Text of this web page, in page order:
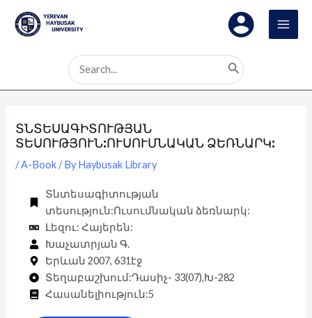
content
Search
for:
ՏՆՏԵՍԱԳԻՏՈՒԹՅԱՆ
ՏԵՍՈՒԹՅՈՒՆ:ՈՒՍՈՒՄՆԱԿԱՆ ՁԵՌՆԱՐԿ:
/A-Book/ ByHaybusak Library
Տնտեսագիտության
տեսություն:Ուսումնական ձեռնարկ:
Լեզու: Հայերեն:
Խաչատրյան Գ.
Երևան 2007, 631էջ
Տեղաբաշխում:Դասիչ- 33(07),Խ-282
Հասանելիություն:5
navigation